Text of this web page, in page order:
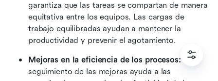
garantiza que las tareas se compartan de manera
equitativa entre los equipos. Las cargas de
trabajo equilibradas ayudan a mantener la
productividad y prevenir el agotamiento.
Mejoras en la eficiencia de los procesos: El
seguimiento de las mejoras ayuda a las